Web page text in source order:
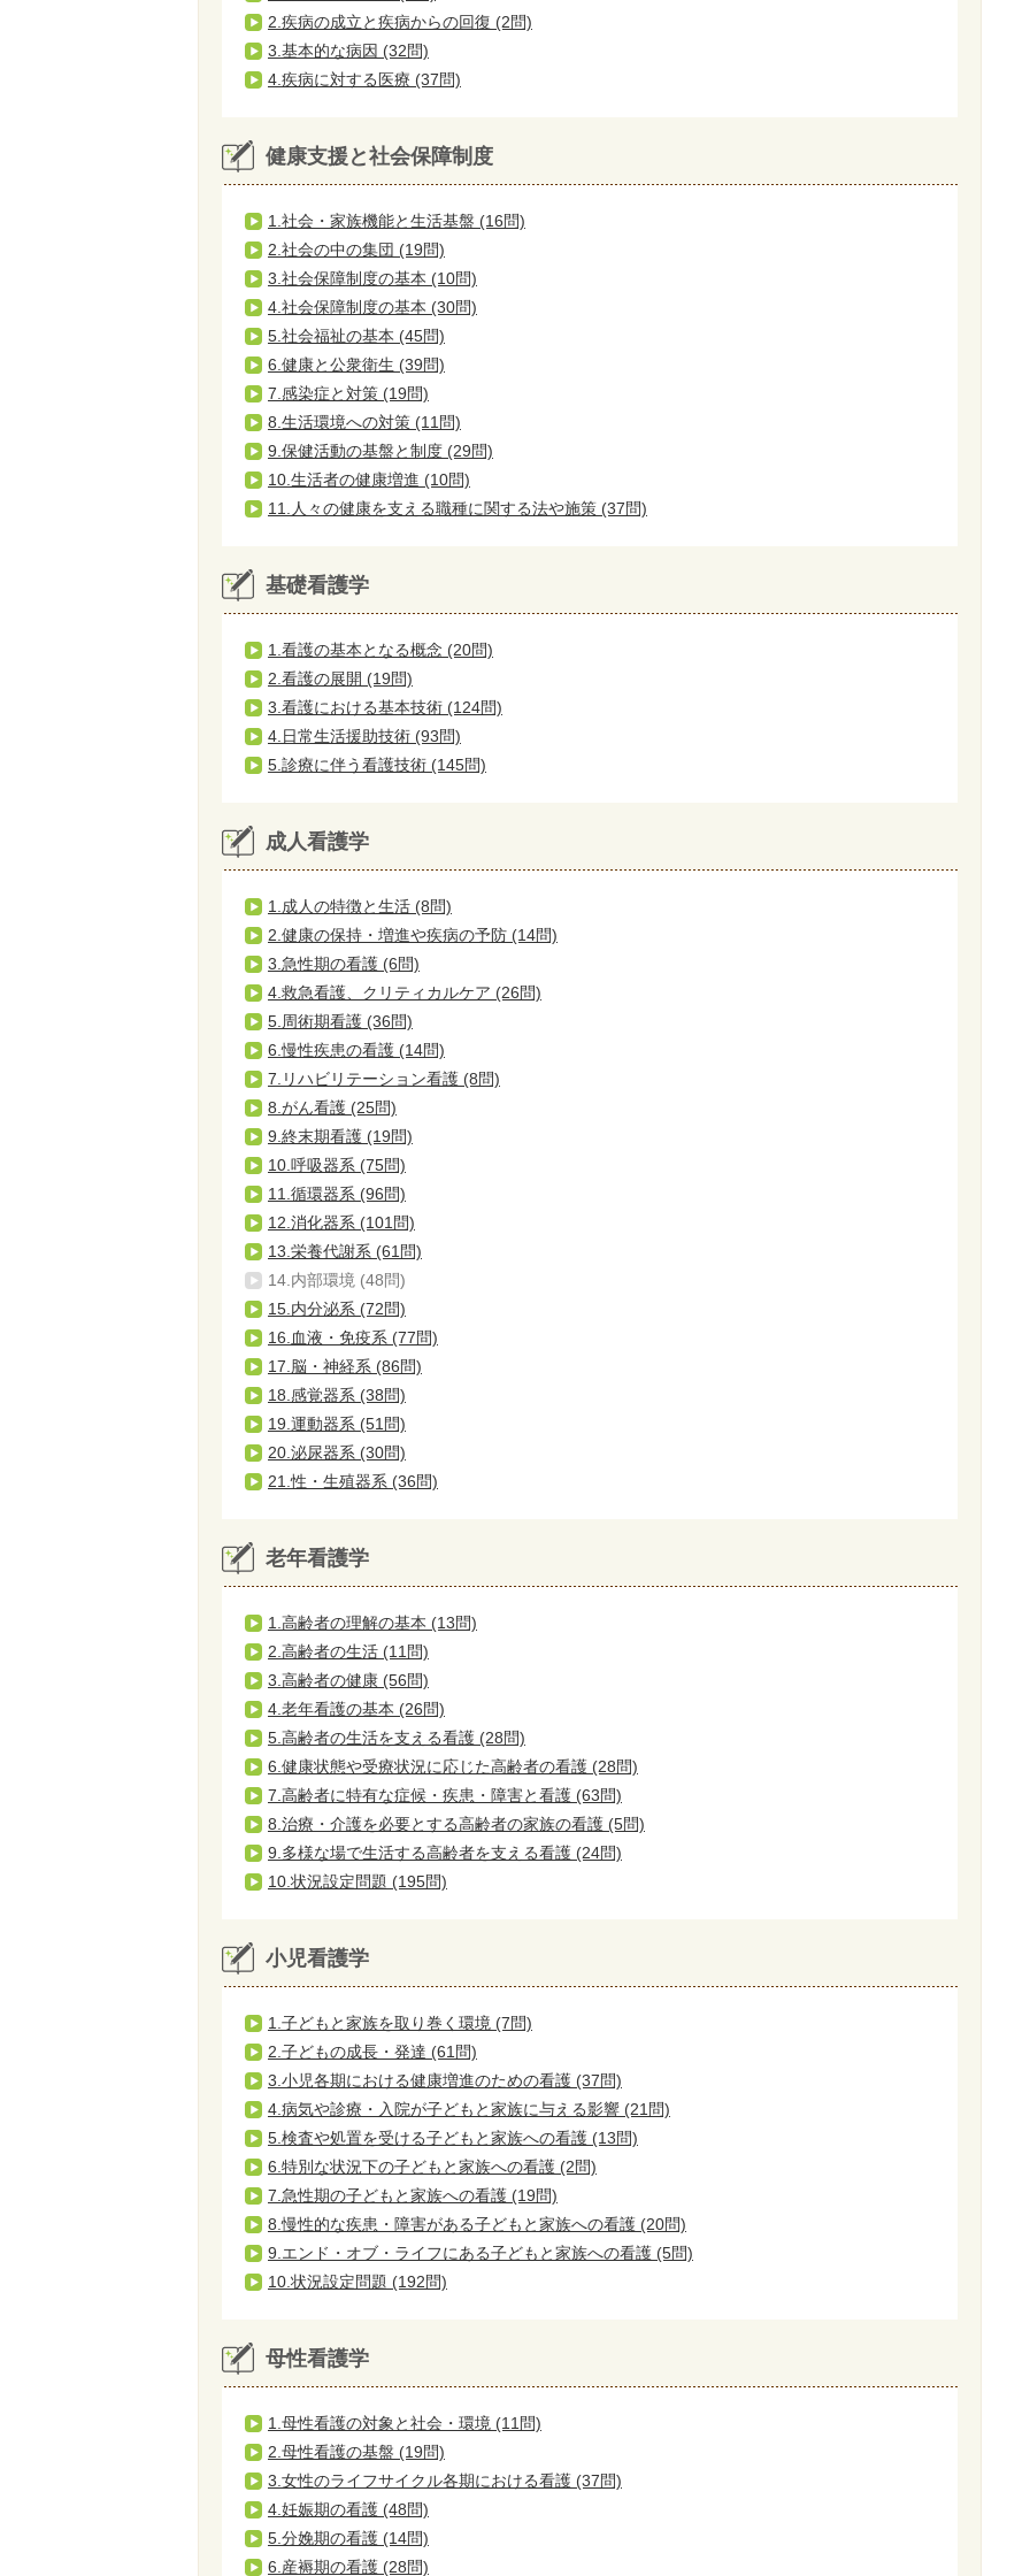
2.疾病の成立と疾病からの回復 (2問)
3.基本的な病因 (32問)
4.疾病に対する医療 (37問)
健康支援と社会保障制度
1.社会・家族機能と生活基盤 (16問)
2.社会の中の集団 (19問)
3.社会保障制度の基本 (10問)
4.社会保障制度の基本 (30問)
5.社会福祉の基本 (45問)
6.健康と公衆衛生 (39問)
7.感染症と対策 (19問)
8.生活環境への対策 (11問)
9.保健活動の基盤と制度 (29問)
10.生活者の健康増進 (10問)
11.人々の健康を支える職種に関する法や施策 (37問)
基礎看護学
1.看護の基本となる概念 (20問)
2.看護の展開 (19問)
3.看護における基本技術 (124問)
4.日常生活援助技術 (93問)
5.診療に伴う看護技術 (145問)
成人看護学
1.成人の特徴と生活 (8問)
2.健康の保持・増進や疾病の予防 (14問)
3.急性期の看護 (6問)
4.救急看護、クリティカルケア (26問)
5.周術期看護 (36問)
6.慢性疾患の看護 (14問)
7.リハビリテーション看護 (8問)
8.がん看護 (25問)
9.終末期看護 (19問)
10.呼吸器系 (75問)
11.循環器系 (96問)
12.消化器系 (101問)
13.栄養代謝系 (61問)
14.内部環境 (48問)
15.内分泌系 (72問)
16.血液・免疫系 (77問)
17.脳・神経系 (86問)
18.感覚器系 (38問)
19.運動器系 (51問)
20.泌尿器系 (30問)
21.性・生殖器系 (36問)
老年看護学
1.高齢者の理解の基本 (13問)
2.高齢者の生活 (11問)
3.高齢者の健康 (56問)
4.老年看護の基本 (26問)
5.高齢者の生活を支える看護 (28問)
6.健康状態や受療状況に応じた高齢者の看護 (28問)
7.高齢者に特有な症候・疾患・障害と看護 (63問)
8.治療・介護を必要とする高齢者の家族の看護 (5問)
9.多様な場で生活する高齢者を支える看護 (24問)
10.状況設定問題 (195問)
小児看護学
1.子どもと家族を取り巻く環境 (7問)
2.子どもの成長・発達 (61問)
3.小児各期における健康増進のための看護 (37問)
4.病気や診療・入院が子どもと家族に与える影響 (21問)
5.検査や処置を受ける子どもと家族への看護 (13問)
6.特別な状況下の子どもと家族への看護 (2問)
7.急性期の子どもと家族への看護 (19問)
8.慢性的な疾患・障害がある子どもと家族への看護 (20問)
9.エンド・オブ・ライフにある子どもと家族への看護 (5問)
10.状況設定問題 (192問)
母性看護学
1.母性看護の対象と社会・環境 (11問)
2.母性看護の基盤 (19問)
3.女性のライフサイクル各期における看護 (37問)
4.妊娠期の看護 (48問)
5.分娩期の看護 (14問)
6.産褥期の看護 (28問)